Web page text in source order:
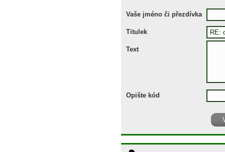
Vaše jméno či přezdívka
Titulek
Text
Opište kód